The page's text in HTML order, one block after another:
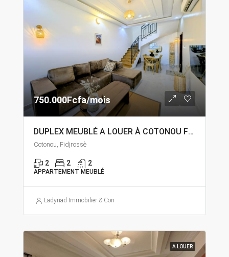
750.000Fcfa/mois
DUPLEX MEUBLÉ A LOUER À COTONOU FIDJROSSÈ CALVAIRE
Cotonou, Fidjrossè
2 2 2
APPARTEMENT MEUBLÉ
Ladynad Immobilier & Construction
A LOUER